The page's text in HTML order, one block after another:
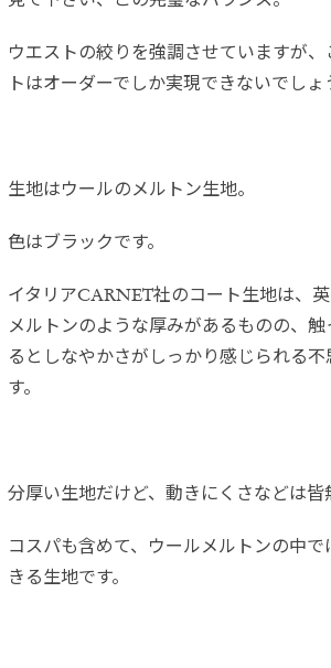
ウエストの絞りを強調させていますが
トはオーダーでしか実現できないでしょ
生地はウールのメルトン生地。
色はブラックです。
イタリアCARNET社のコート生地は、
メルトンのような厚みがあるものの、
るとしなやかさがしっかり感じられる
す。
分厚い生地だけど、動きにくさなどは皆
コスパも含めて、ウールメルトンの中
きる生地です。